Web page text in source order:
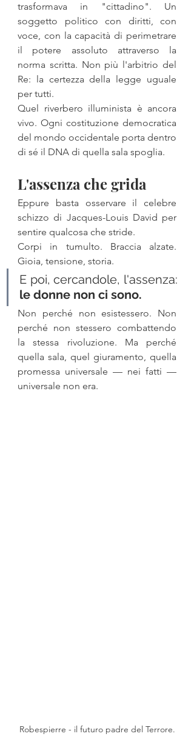
trasformava in "cittadino". Un
soggetto politico con diritti, con
voce, con la capacità di perimetrare
il potere assoluto attraverso la
norma scritta. Non più l'arbitrio del
Re: la certezza della legge uguale
per tutti.
Quel riverbero illuminista è ancora
vivo. Ogni costituzione democratica
del mondo occidentale porta dentro
di sé il DNA di quella sala spoglia.
L'assenza che grida
Eppure basta osservare il celebre
schizzo di Jacques-Louis David per
sentire qualcosa che stride.
Corpi in tumulto. Braccia alzate.
Gioia, tensione, storia.
le donne non ci sono.
Non perché non esistessero. Non
perché non stessero combattendo
la stessa rivoluzione. Ma perché
quella sala, quel giuramento, quella
promessa universale — nei fatti —
universale non era.
Robespierre - il futuro padre del Terrore.